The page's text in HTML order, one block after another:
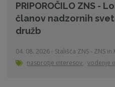
PRIPOROČILO ZNS -
članov nadzornih
družb
04. 08. 2026 - Stališča ZNS - ZNS in
nasprotje interesov, vodenje